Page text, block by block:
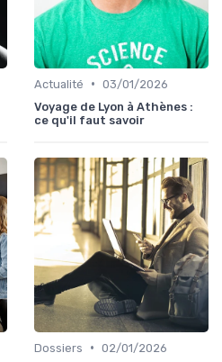
Actualité • 03/01/2026
Voyage de Lyon à Athènes :
ce qu'il faut savoir
Dossiers • 02/01/2026